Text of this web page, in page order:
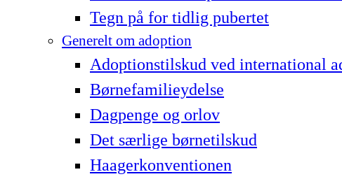
Tegn på for tidlig pubertet
Generelt om adoption
Adoptionstilskud ved international
Børnefamilieydelse
Dagpenge og orlov
Det særlige børnetilskud
Haagerkonventionen